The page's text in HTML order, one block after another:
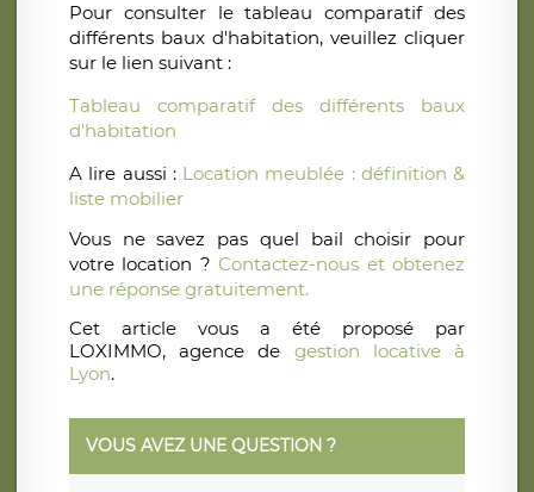
Pour consulter le tableau comparatif des
différents baux d'habitation, veuillez cliquer
sur le lien suivant :
Tableau comparatif des différents baux
d'habitation
A lire aussi : Location meublée : définition &
liste mobilier
Vous ne savez pas quel bail choisir pour
votre location ?Contactez-nous et obtenez
une réponse gratuitement.
Cet article vous a été proposé par
LOXIMMO, agence de gestion locative à
Lyon.
VOUS AVEZ UNE QUESTION ?